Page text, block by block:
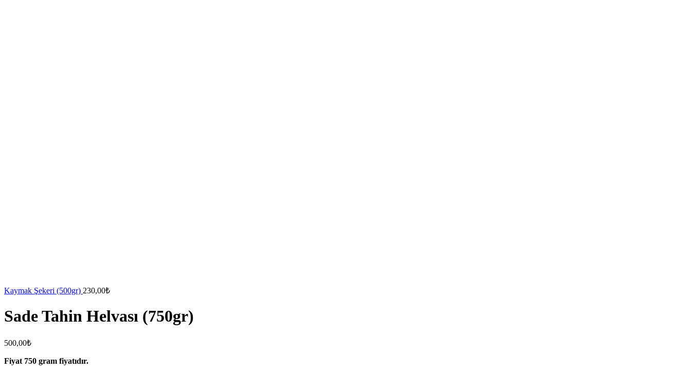
Kaymak Şekeri (500gr) 230,00₺
Sade Tahin Helvası (750gr)
500,00₺
Fiyat 750 gram fiyatıdır.